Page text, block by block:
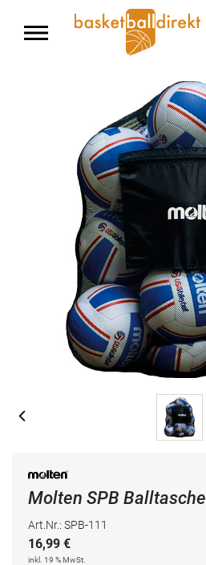
Molten SPB Balltasche
Art.Nr.: SPB-111
16,99 €
inkl. 19 % MwSt.